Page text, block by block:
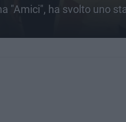
"Amici", ha svolto uno